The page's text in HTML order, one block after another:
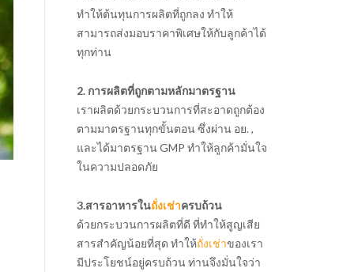
ทำให้ต้นทุนการผลิตที่ถูกลง ทำให้
สามารถส่งมอบราคาพิเศษให้กับลูกค้าได้
ทุกท่าน
2. การผลิตที่ถูกตามหลักมาตรฐาน
เราผลิตด้วยกระบวนการที่สะอาดถูกต้อง
ตามมาตรฐานทุกขั้นตอน ซึ่งผ่าน อย. ,
และได้มาตรฐาน GMP ทำให้ลูกค้ามั่นใจ
ในความปลอดภัย
3.สารอาหารในถั่งเช่าครบถ้วน
ด้วยกระบวนการผลิตที่ดี ที่ทำให้สูญเสีย
สารสำคัญน้อยที่สุด ทำให้ถั่งเช่าของเรา
มีประโยชน์อยู่ครบถ้วน ท่านจึงมั่นใจว่า